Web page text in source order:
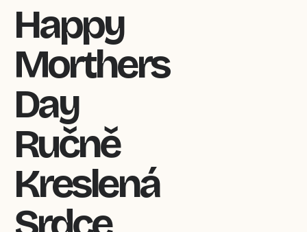
Happy
Morthers
Day
Ručně
Kreslená